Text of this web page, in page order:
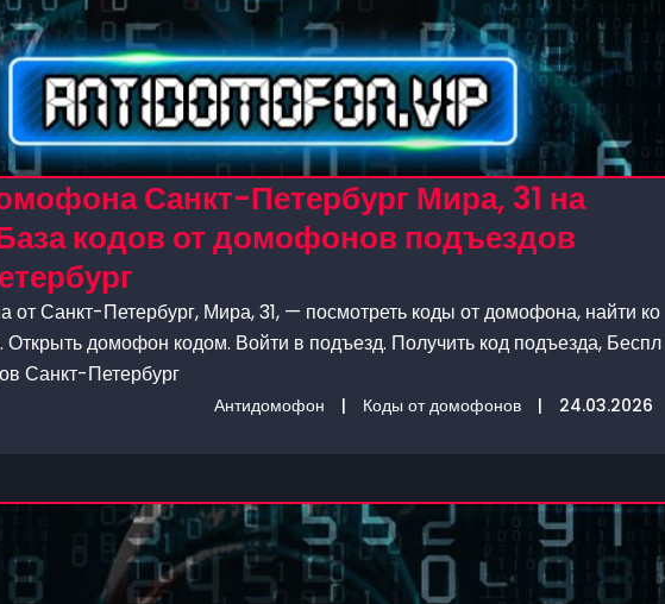
Санкт-Петербург Мира, 31 на
кодов от домофонов подъездов
Санкт-Петербург, Мира, 31, — посмотреть коды от домофона, найти ко
домофон кодом. Войти в подъезд. Получить код подъезда, Беспл
Санкт-Петербург
Антидомофон | Коды от домофонов | 24.03.2026